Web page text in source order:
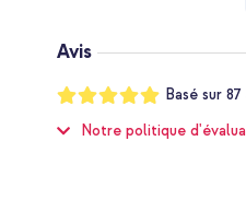
Résistance Aux Rayons
Convient au MagSafe
Avec batterie intégrée
Avis
Notation:
99
%
of
100
Basé sur 87
Notre politique